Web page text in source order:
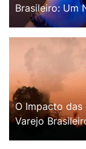
Brasileiro: Um
O Impacto
Varejo